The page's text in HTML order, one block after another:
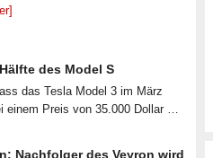
des Model S
das Tesla Model 3 im März
einem Preis von 35.000 Dollar …
Nachfolger des Veyron wird